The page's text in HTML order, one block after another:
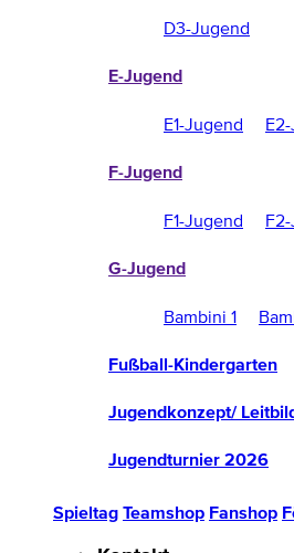
D3-Jugend
E-Jugend
E1-Jugend
F-Jugend
F1-Jugend
G-Jugend
Bambini 1
Fußball-Kindergarten
Jugendkonzept/
Jugendturnier 2026
Spieltag Teamshop Fanshop